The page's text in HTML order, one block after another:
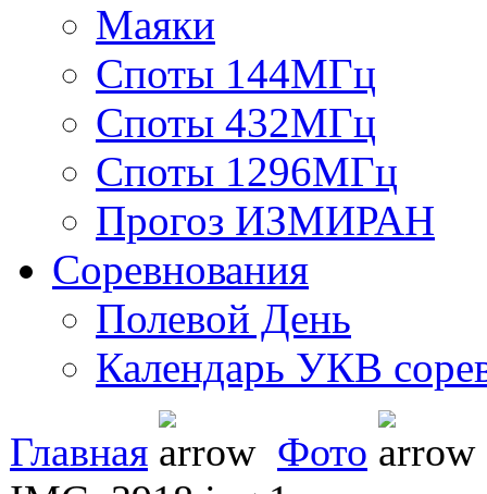
Маяки
Споты 144МГц
Споты 432МГц
Споты 1296МГц
Прогоз ИЗМИРАН
Соревнования
Полевой День
Календарь УКВ
Главная
Фото